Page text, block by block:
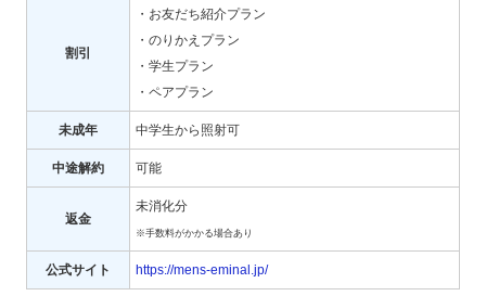
割引
・お友だち紹介プラン
・のりかえプラン
・学生プラン
・ペアプラン
未成年 中学生から照射可
中途解約 可能
返金
未消化分
※手数料がかかる場合あり
公式サイト https://mens-eminal.jp/